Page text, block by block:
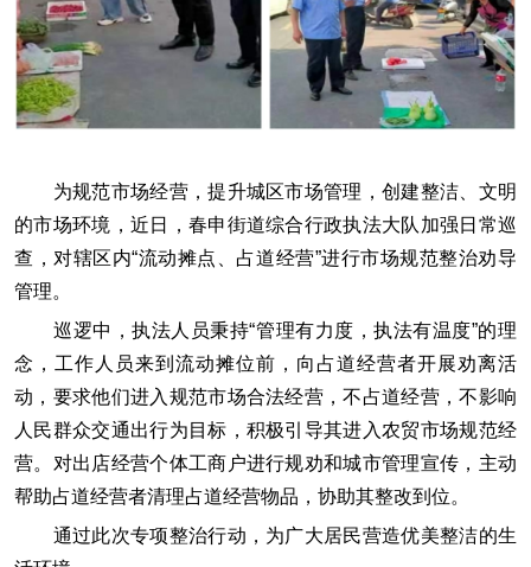
为规范市场经营，提升城区市场管理，创建整洁、文明
的市场环境，近日，春申街道综合行政执法大队加强日常巡
查，对辖区内“流动摊点、占道经营”进行市场规范整治劝导
管理。
巡逻中，执法人员秉持“管理有力度，执法有温度”的理
念，工作人员来到流动摊位前，向占道经营者开展劝离活
动，要求他们进入规范市场合法经营，不占道经营，不影响
人民群众交通出行为目标，积极引导其进入农贸市场规范经
营。对出店经营个体工商户进行规劝和城市管理宣传，主动
帮助占道经营者清理占道经营物品，协助其整改到位。
通过此次专项整治行动，为广大居民营造优美整洁的生